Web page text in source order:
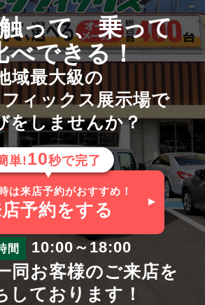
って、乗って
べできる！
域最大級の
ィックス展示場で
をしませんか？
単!10秒で完了
は来店予約がおすすめ！
予約をする
間 10:00～18:00
同お客様のご来店を
しております！